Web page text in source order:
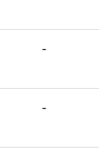
-
-